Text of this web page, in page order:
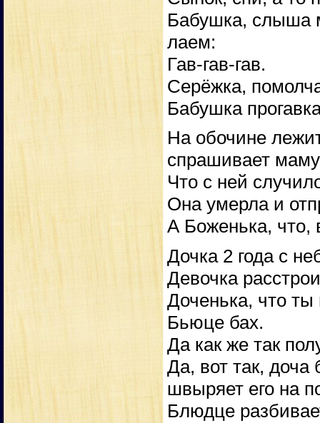
Бабушка, слыша
лаем:
Гав-гав-гав.
Серёжка,
Бабушка
На обочине
спрашивает
Что с ней
Она умерла и
А Боженька, что,
Дочка 2 года с
Девочка
Доченька, что
Бьюце бах.
Да как же так
Да, вот так, доча
швыряет его на
Блюдце